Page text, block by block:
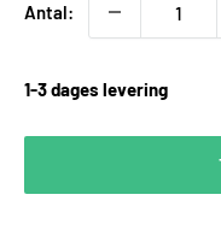
Antal:
1-3 dages levering